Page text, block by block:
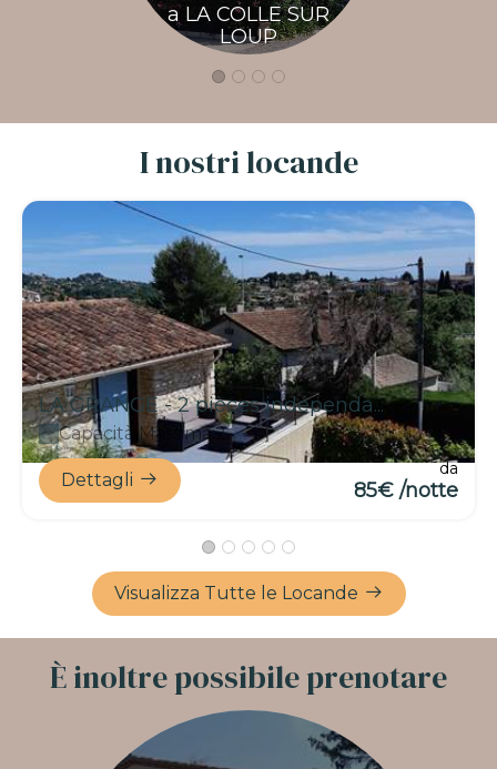
a LA COLLE SUR
LOUP
I nostri locande
LA GRANGE - 2 pièces indépenda...
Capacità Massima:2
Dettagli
da
85€ /notte
Visualizza Tutte le Locande
È inoltre possibile prenotare